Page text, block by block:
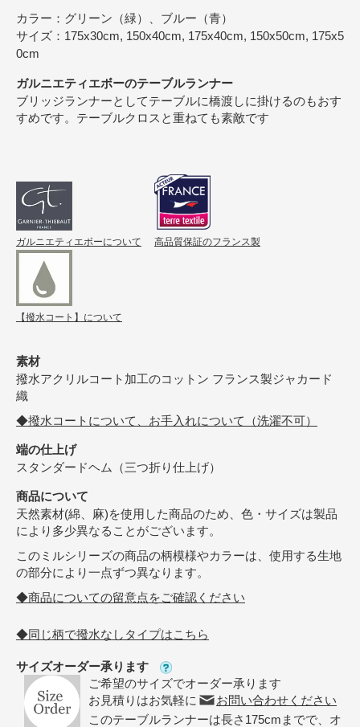
カラー：グリーン（緑）、ブルー（青）
サイズ：175x30cm, 150x40cm, 175x40cm, 150x50cm, 175x5
0cm
ガルニエティエボーのテーブルランナー
ブリッジランナーとしてテーブルに橋渡しに掛けるのもおす
すめです。テーブルクロスと重ねても素敵です
ガルニエティエボーについて 高品質保証のフランス製
【撥水コート】について
素材
撥水アクリルコート加工のコットン フランス製ジャカード
織
◆撥水コートについて、お手入れについて（洗濯不可）
端の仕上げ
スタンダードヘム（三つ折り仕上げ）
商品について
天然素材(綿、麻)を使用した商品のため、色・サイズは製品
により多少異なることがございます。
このミルシリーズの商品の柄模様やカラーは、使用する生地
の部分により一点ずつ異なります。
◆商品についての留意点をご確認ください
◆同じ柄で撥水なしタイプはこちら
サイズオーダー承ります
ご希望のサイズでオーダー承ります
お見積りはお気軽に
お問い合わせください
このテーブルランナーは長さ175cmまでで、オ